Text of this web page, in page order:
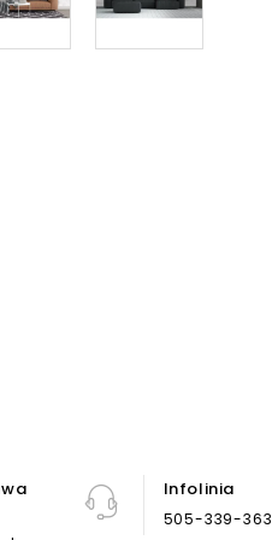
Infolinia
505-339-363